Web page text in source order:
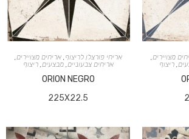
מצויירים,
,ריצוף
אריחי פורצלן לריצוף,אריחים מצויירים,
אריחים צבעוניים,מבצעים,ריצוף
0RION NEGRO
225X22.5